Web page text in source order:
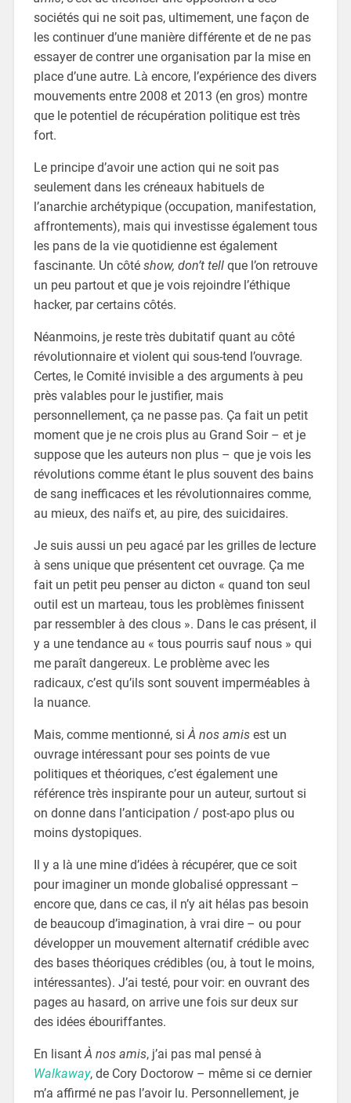
sociétés qui ne soit pas, ultimement, une façon de
les continuer d’une manière différente et de ne pas
essayer de contrer une organisation par la mise en
place d’une autre. Là encore, l’expérience des divers
mouvements entre 2008 et 2013 (en gros) montre
que le potentiel de récupération politique est très
fort.
Le principe d’avoir une action qui ne soit pas
seulement dans les créneaux habituels de
l’anarchie archétypique (occupation, manifestation,
affrontements), mais qui investisse également tous
les pans de la vie quotidienne est également
fascinante. Un côté show, don’t tellque l’on retrouve
un peu partout et que je vois rejoindre l’éthique
hacker, par certains côtés.
Néanmoins, je reste très dubitatif quant au côté
révolutionnaire et violent qui sous-tend l’ouvrage.
Certes, le Comité invisible a des arguments à peu
près valables pour le justifier, mais
personnellement, ça ne passe pas. Ça fait un petit
moment que je ne crois plus au Grand Soir – et je
suppose que les auteurs non plus – que je vois les
révolutions comme étant le plus souvent des bains
de sang inefficaces et les révolutionnaires comme,
au mieux, des naïfs et, au pire, des suicidaires.
Je suis aussi un peu agacé par les grilles de lecture
à sens unique que présentent cet ouvrage. Ça me
fait un petit peu penser au dicton « quand ton seul
outil est un marteau, tous les problèmes finissent
par ressembler à des clous ». Dans le cas présent, il
y a une tendance au « tous pourris sauf nous » qui
me paraît dangereux. Le problème avec les
radicaux, c’est qu’ils sont souvent imperméables à
la nuance.
Mais, comme mentionné, siÀ nos amisest un
ouvrage intéressant pour ses points de vue
politiques et théoriques, c’est également une
référence très inspirante pour un auteur, surtout si
on donne dans l’anticipation / post-apo plus ou
moins dystopiques.
Il y a là une mine d’idées à récupérer, que ce soit
pour imaginer un monde globalisé oppressant –
encore que, dans ce cas, il n’y ait hélas pas besoin
de beaucoup d’imagination, à vrai dire – ou pour
développer un mouvement alternatif crédible avec
des bases théoriques crédibles (ou, à tout le moins,
intéressantes). J’ai testé, pour voir: en ouvrant des
pages au hasard, on arrive une fois sur deux sur
des idées ébouriffantes.
En lisantÀ nos amis, j’ai pas mal pensé à
Walkaway, de Cory Doctorow – même si ce dernier
m’a affirmé ne pas l’avoir lu. Personnellement, je